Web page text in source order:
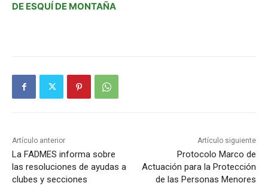
DE ESQUÍ DE MONTAÑA
Artículo anterior
La FADMES informa sobre
las resoluciones de ayudas a
clubes y secciones
Artículo siguiente
Protocolo Marco de
Actuación para la Protección
de las Personas Menores